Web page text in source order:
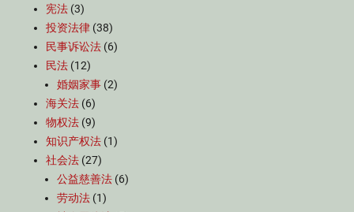
宪法 (3)
投资法律 (38)
民事诉讼法 (6)
民法 (12)
婚姻家事 (2)
海关法 (6)
物权法 (9)
知识产权法 (1)
社会法 (27)
公益慈善法 (6)
劳动法 (1)